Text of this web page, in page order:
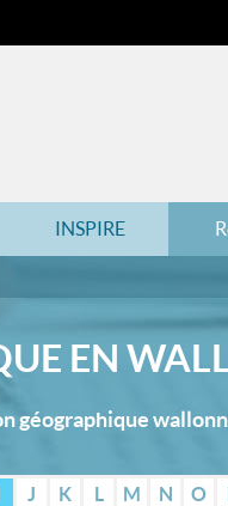
INSPIRE
EN
géographique
J K L M N O